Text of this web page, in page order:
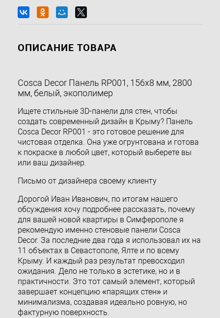
ОПИСАНИЕ ТОВАРА
Cosca Decor Панель RP001, 156х8 мм, 2800
мм, белый, экополимер
Ищете стильные 3D-панели для стен, чтобы
создать современный дизайн в Крыму? Панель
Cosca Decor RP001 - это готовое решение для
чистовая отделка. Она уже огрунтована и готова
к покраске в любой цвет, который выберете вы
или ваш дизайнер.
Письмо от дизайнера своему клиенту
Дорогой Иван Иванович, по итогам нашего
обсуждения хочу подробнее рассказать, почему
для вашей новой квартиры в Симферополе я
рекомендую именно стеновые панели Cosca
Decor. За последние два года я использовал их на
11 объектах в Севастополе, Ялте и по всему
Крыму. И каждый раз результат превосходил
ожидания. Дело не только в эстетике, но и в
практичности. Это тот самый элемент, который
завершает концепцию «парящих стен» и
минимализма, создавая идеально ровную, но
фактурную поверхность.